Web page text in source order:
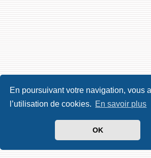
En poursuivant votre navigation, vous
l’utilisation de cookies. En savoir plus
OK